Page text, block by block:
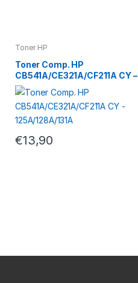
Toner HP
Toner Comp. HP
CB541A/CE321A/CF211A CY –
125A/128A/131A
€13,90